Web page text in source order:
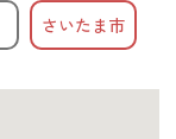
さいたま市